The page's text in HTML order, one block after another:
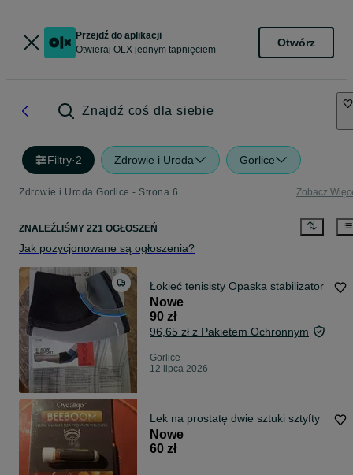
Przejdź do aplikacji
Otwieraj OLX jednym tapnięciem
Otwórz
Znajdź coś dla siebie
Filtry·2 Zdrowie i Uroda Gorlice
Zdrowie i Uroda Gorlice - Strona 6 Zobacz
ZNALEŹLIŚMY 221 OGŁOSZEŃ
Jak pozycjonowane są ogłoszenia?
Łokieć tenisisty Opaska stabilizator
Nowe
90 zł
96,65 zł z Pakietem Ochronnym
Gorlice
12 lipca 2026
Lek na prostatę dwie sztuki sztyfty
Nowe
60 zł